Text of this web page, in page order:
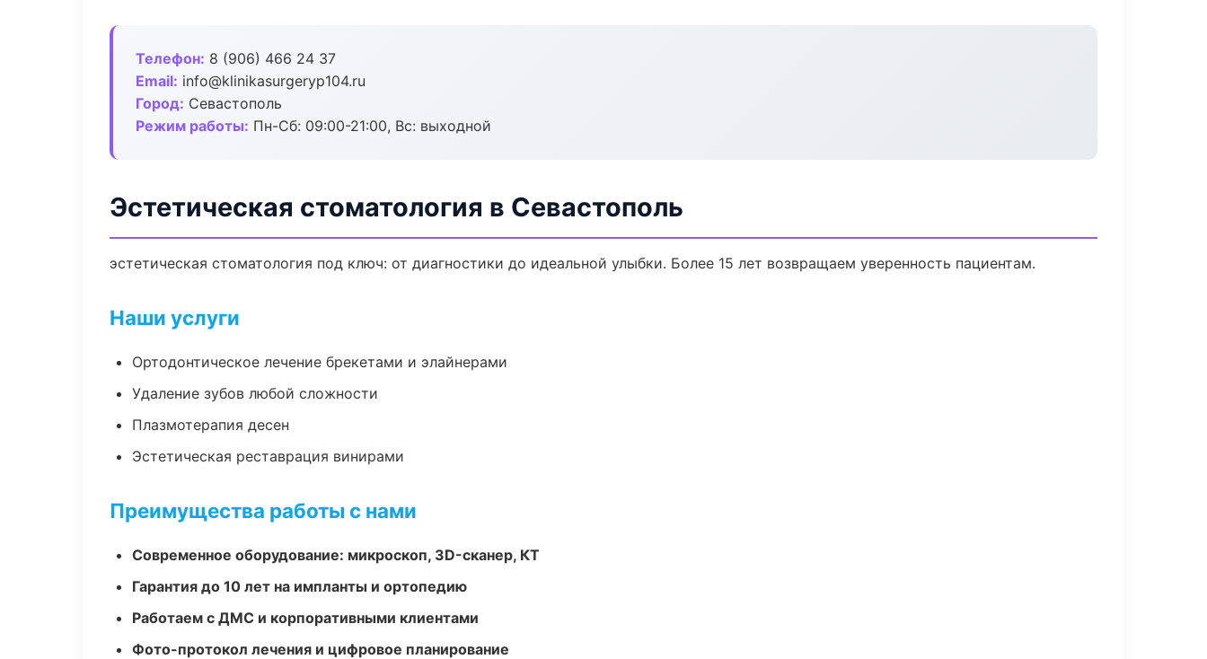
Телефон: 8 (906) 466 24 37
Email: info@klinikasurgeryp104.ru
Город: Севастополь
Режим работы: Пн-Сб: 09:00-21:00, Вс: выходной
Эстетическая стоматология в Севастополь
эстетическая стоматология под ключ: от диагностики до идеальной улыбки. Более 15 лет возвращаем уверенность пациентам.
Наши услуги
Ортодонтическое лечение брекетами и элайнерами
Удаление зубов любой сложности
Плазмотерапия десен
Эстетическая реставрация винирами
Преимущества работы с нами
Современное оборудование: микроскоп, 3D-сканер, КТ
Гарантия до 10 лет на импланты и ортопедию
Работаем с ДМС и корпоративными клиентами
Фото-протокол лечения и цифровое планирование